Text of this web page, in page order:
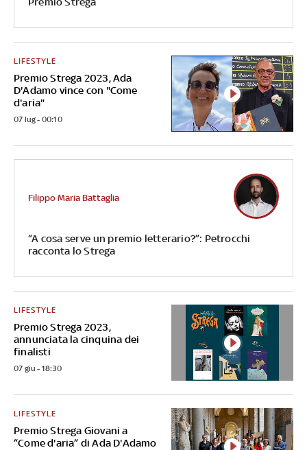
Premio Strega 2023, Ada
D'Adamo vince con "Come
d'aria"
LIFESTYLE
07 lug - 00:10
“A cosa serve un premio letterario?”: Petrocchi
racconta lo Strega
Filippo Maria Battaglia
Premio Strega 2023,
annunciata la cinquina dei
finalisti
LIFESTYLE
07 giu - 18:30
Premio Strega Giovani a
“Come d'aria” di Ada D'Adamo
LIFESTYLE